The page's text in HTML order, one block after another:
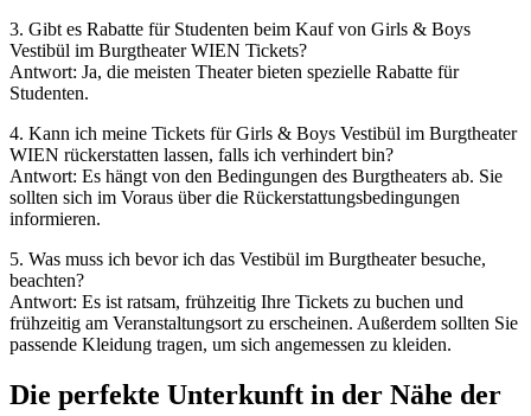
3. Gibt es Rabatte für Studenten beim Kauf von Girls & Boys
Vestibül im Burgtheater WIEN Tickets?
Antwort: Ja, die meisten Theater bieten spezielle Rabatte für
Studenten.
4. Kann ich meine Tickets für Girls & Boys Vestibül im Burgtheater
WIEN rückerstatten lassen, falls ich verhindert bin?
Antwort: Es hängt von den Bedingungen des Burgtheaters ab. Sie
sollten sich im Voraus über die Rückerstattungsbedingungen
informieren.
5. Was muss ich bevor ich das Vestibül im Burgtheater besuche,
beachten?
Antwort: Es ist ratsam, frühzeitig Ihre Tickets zu buchen und
frühzeitig am Veranstaltungsort zu erscheinen. Außerdem sollten Sie
passende Kleidung tragen, um sich angemessen zu kleiden.
Die perfekte Unterkunft in der Nähe der